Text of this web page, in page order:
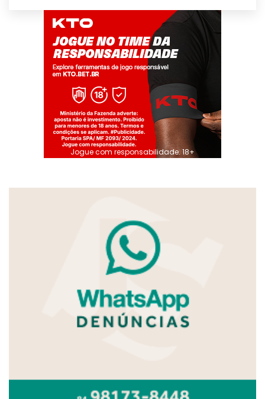
Jogue com responsabilidade. 18+